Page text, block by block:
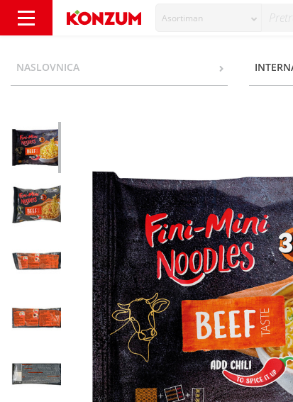
Asortiman
NASLOVNICA